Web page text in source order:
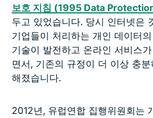
보호 지침 (1995 Data
두고 있었습니다. 당시 인터넷은
기업들이 처리하는 개인 데이터
기술이 발전하고 온라인 서비스
면서, 기존의 규정이 더 이상 충
해졌습니다.
2012년, 유럽연합 집행위원회는